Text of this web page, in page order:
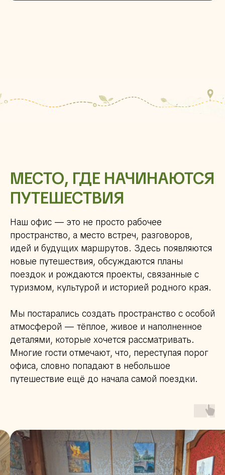
МЕСТО, ГДЕ НАЧИНАЮТСЯ
ПУТЕШЕСТВИЯ
Наш офис — это не просто рабочее
пространство, а место встреч, разговоров,
идей и будущих маршрутов. Здесь появляются
новые путешествия, обсуждаются планы
поездок и рождаются проекты, связанные с
туризмом, культурой и историей родного края.
Мы постарались создать пространство с особой
атмосферой — тёплое, живое и наполненное
деталями, которые хочется рассматривать.
Многие гости отмечают, что, переступая порог
офиса, словно попадают в небольшое
путешествие ещё до начала самой поездки.